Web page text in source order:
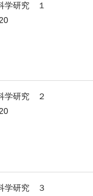
学研究 １
学研究 ２
学研究 ３